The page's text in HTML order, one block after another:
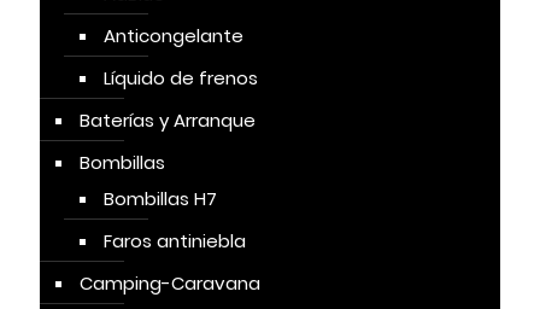
Anticongelante
Líquido de frenos
Baterías y Arranque
Bombillas
Bombillas H7
Faros antiniebla
Camping-Caravana